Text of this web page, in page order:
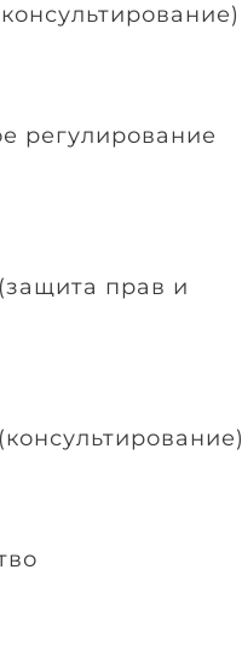
регулирование
прав и